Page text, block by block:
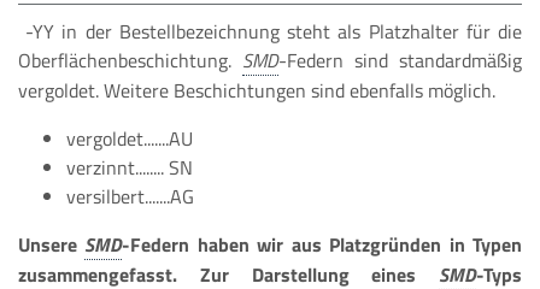
-YY in der Bestellbezeichnung steht als Platzhalter für die
Oberflächenbeschichtung.
-Federn sind standardmäßig
vergoldet. Weitere Beschichtungen sind ebenfalls möglich.
vergoldet.......AU
verzinnt........ SN
versilbert.......AG
Unsere
-Federn haben wir aus Platzgründen in Typen
zusammengefasst. Zur Darstellung eines
-Typs